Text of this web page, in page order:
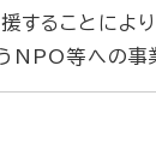
ることにより
NPO等への事